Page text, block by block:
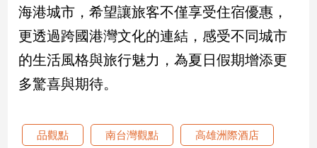
區
【我
的
觀
點】
海港城市，希望讓旅客不僅享受住宿優惠，
更透過跨國港灣文化的連結，感受不同城市
的生活風格與旅行魅力，為夏日假期增添更
多驚喜與期待。
品觀點 南台灣觀點 高雄洲際酒店